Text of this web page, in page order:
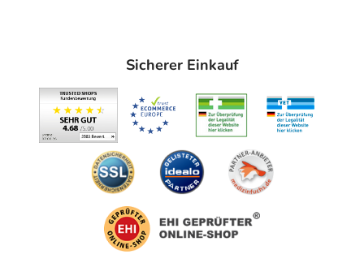
Sicherer Einkauf